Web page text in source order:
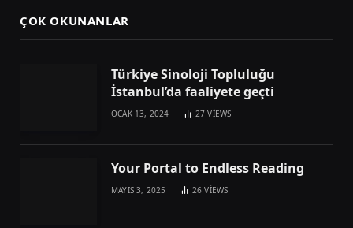
ÇOK OKUNANLAR
Türkiye Sinoloji Topluluğu
İstanbul’da faaliyete geçti
OCAK 13, 2024 27VIEWS
Your Portal to Endless Reading
MAYIS 3, 2025 26VIEWS